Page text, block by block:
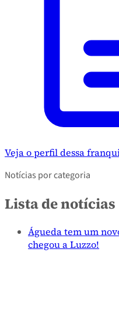
Veja o perfil dessa
Notícias por categoria
Lista de notícias
Águeda tem um
chegou a Luzzo!